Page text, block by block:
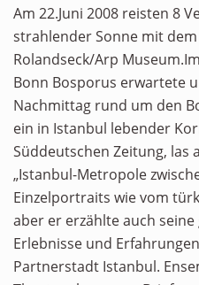
Am 22.Juni 2008 reisten 8
strahlender Sonne mit
Rolandseck/Arp
Bonn Bosporus erwartete
Nachmittag rund um den
ein in Istanbul lebender
Süddeutschen Zeitung, las
„Istanbul-Metropole
Einzelportraits wie vom
aber er erzählte auch
Erlebnisse und
Partnerstadt Istanbul.